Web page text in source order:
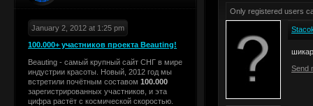
January 2, 2012 at 1:25 pm
100.000+ участников проекта Beauting!
Beauting - самый крупный сайт СНГ в мире
индустрии красоты. Новый, 2012 год мы
встретили почётным составом 100.000
зарегистрированных участников, и эта
цифра растёт с космической скоростью.
Only registered users
Send